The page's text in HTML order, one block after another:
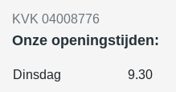
KVK 04008776
Onze openingstijden:
Dinsdag 9.30